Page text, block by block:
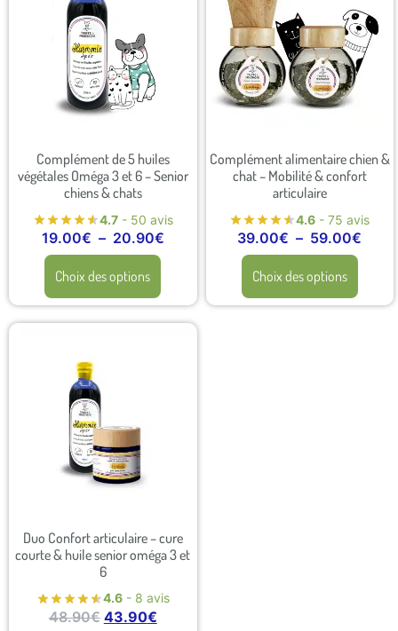
Complément de 5 huiles
végétales Oméga 3 et 6 – Senior
chiens & chats
4.7- 50 avis
19.00€ – 20.90€
Choix des options
Complément alimentaire chien &
chat – Mobilité & confort
articulaire
4.6 - 75 avis
39.00€ – 59.00€
Choix des options
Duo Confort articulaire – cure
courte & huile senior oméga 3 et
6
4.6- 8 avis
48.90€ 43.90€